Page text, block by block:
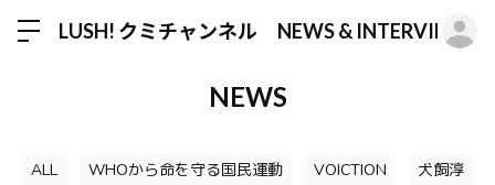
LUSH! クミチャンネル NEWS & INTERVIEW
NEWS
ALL WHOから命を守る国民運動 VOICTION 犬飼淳